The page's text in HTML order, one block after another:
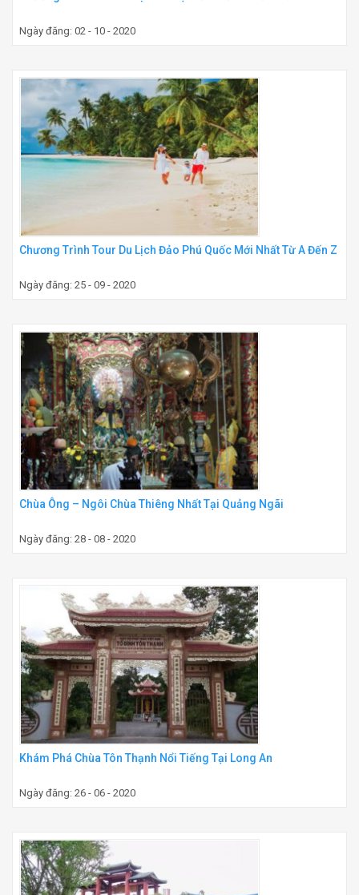
Ngày đăng: 02 - 10 - 2020
Chương Trình Tour Du Lịch Đảo Phú Quốc Mới Nhất Từ A Đến Z
Ngày đăng: 25 - 09 - 2020
Chùa Ông – Ngôi Chùa Thiêng Nhất Tại Quảng Ngãi
Ngày đăng: 28 - 08 - 2020
Khám Phá Chùa Tôn Thạnh Nổi Tiếng Tại Long An
Ngày đăng: 26 - 06 - 2020